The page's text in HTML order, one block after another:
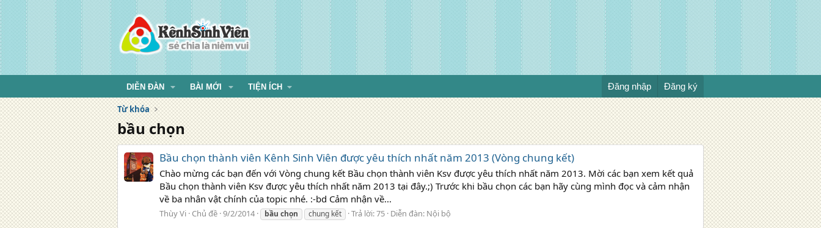
DIỄN ĐÀN BÀI MỚI TIỆN ÍCH Đăng nhập Đăng ký
Từ khóa
bầu chọn
Bầu chọn thành viên Kênh Sinh Viên được yêu thích nhất năm 2013 (Vòng chung kết)
Chào mừng các bạn đến với Vòng chung kết Bầu chọn thành viên Ksv được yêu thích nhất năm 2013. Mời các bạn xem kết quả
Bầu chọn thành viên Ksv được yêu thích nhất năm 2013 tại đây.;) Trước khi bầu chọn các bạn hãy cùng mình đọc và cảm nhận
về ba nhân vật chính của topic nhé. :-bd Cảm nhận về...
Thùy Vi Chủ đề 9/2/2014 bầu chọn chung kết Trả lời: 75 Diễn đàn: Nội bộ